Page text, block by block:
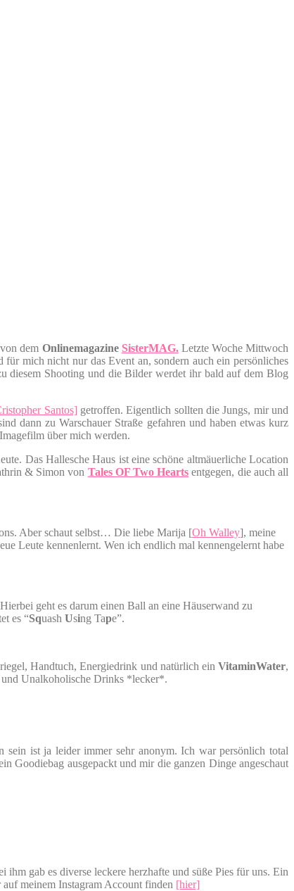
dem Onlinemagazine SisterMAG.Letzte Woche Mittwoch
mich nicht nur das Event an, sondern auch ein persönliches
diesem Shooting und die Bilder werdet ihr bald auf dem Blog
Santos] getroffen. Eigentlich sollten die Jungs, mir und
dann zu Warschauer Straße gefahren und haben etwas kurz
über mich werden.
Das Hallesche Haus ist eine schöne altmäuerliche Location
& Simon von Tales OF Two Hearts entgegen, die auch all
Aber schaut selbst… Die liebe Marija [Oh Walley], meine
Leute kennenlernt. Wen ich endlich mal kennengelernt habe
geht es darum einen Ball an eine Häuserwand zu
es “Squash Using Tape”.
Handtuch, Energiedrink und natürlich einVitaminWater,
und Unalkoholische Drinks *lecker*.
ist ja leider immer sehr anonym. Ich war persönlich total
Goodiebag ausgepackt und mir die ganzen Dinge angeschaut
ihm gab es diverse leckere herzhafte und süße Pies für uns. Ein
meinem Instagram Account finden [hier]